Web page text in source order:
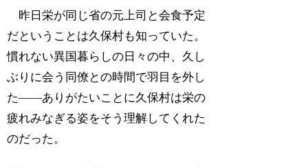
昨日栄が同じ省の元上司と会食予定
だということは久保村も知っていた。
慣れない異国暮らしの日々の中、久し
ぶりに会う同僚との時間で羽目を外し
た――ありがたいことに久保村は栄の
疲れみなぎる姿をそう理解してくれた
のだった。